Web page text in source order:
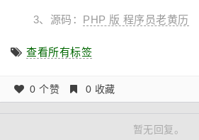
3、源码： PHP 版 程序员老黄历
查看所有标签
0 个赞 0 收藏
暂无回复。